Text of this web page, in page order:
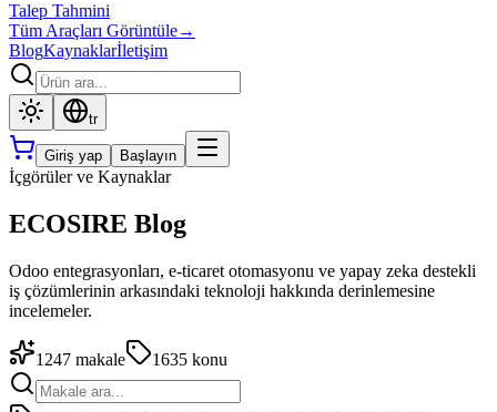
Talep Tahmini
Tüm Araçları Görüntüle→
BlogKaynaklarİletişim
tr
Giriş yap Başlayın
İçgörüler ve Kaynaklar
ECOSIRE Blog
Odoo entegrasyonları, e-ticaret otomasyonu ve yapay zeka destekli
iş çözümlerinin arkasındaki teknoloji hakkında derinlemesine
incelemeler.
1247 makale 1635 konu